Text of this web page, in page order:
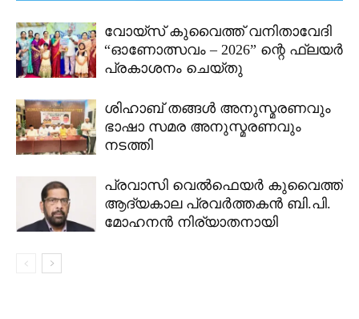
വോയ്സ് കുവൈത്ത് വനിതാവേദി
“ഓണോത്സവം – 2026” ന്റെ ഫ്ലയർ
പ്രകാശനം ചെയ്തു
ശിഹാബ് തങ്ങൾ അനുസ്മരണവും
ഭാഷാ സമര അനുസ്മരണവും
നടത്തി
പ്രവാസി വെൽഫെയർ കുവൈത്ത്
ആദ്യകാല പ്രവർത്തകൻ ബി.പി.
മോഹനൻ നിര്യാതനായി